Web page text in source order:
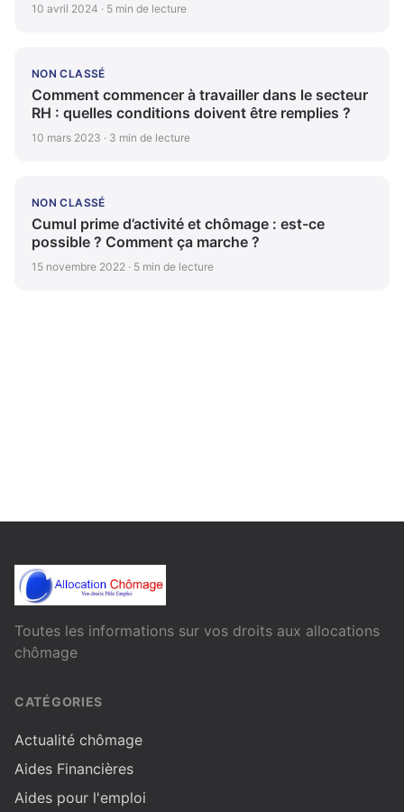
10 avril 2024 · 5 min de lecture
NON CLASSÉ
Comment commencer à travailler dans le secteur
RH : quelles conditions doivent être remplies ?
10 mars 2023 · 3 min de lecture
NON CLASSÉ
Cumul prime d’activité et chômage : est-ce
possible ? Comment ça marche ?
15 novembre 2022 · 5 min de lecture
Toutes les informations sur vos droits aux allocations
chômage
CATÉGORIES
Actualité chômage
Aides Financières
Aides pour l'emploi